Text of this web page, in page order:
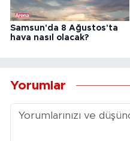
Samsun'da 8 Ağustos'ta
hava nasıl olacak?
Yorumlar